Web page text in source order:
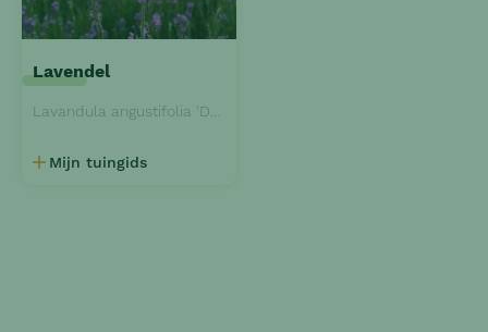
Lavendel
Mijn tuingids